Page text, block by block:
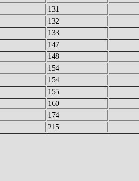
131
132
133
147
148
154
154
155
160
174
215